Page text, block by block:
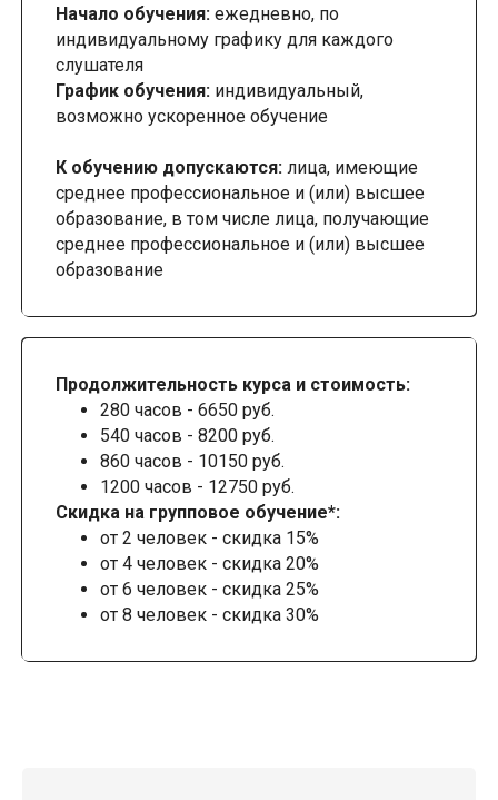
Начало обучения: ежедневно, по
индивидуальному графику для каждого
слушателя
График обучения: индивидуальный,
возможно ускоренное обучение
К обучению допускаются: лица, имеющие
среднее профессиональное и (или) высшее
образование, в том числе лица, получающие
среднее профессиональное и (или) высшее
образование
Продолжительность курса и стоимость:
280 часов - 6650 руб.
540 часов - 8200 руб.
860 часов - 10150 руб.
1200 часов - 12750 руб.
Скидка на групповое обучение*:
от 2 человек - скидка 15%
от 4 человек - скидка 20%
от 6 человек - скидка 25%
от 8 человек - скидка 30%